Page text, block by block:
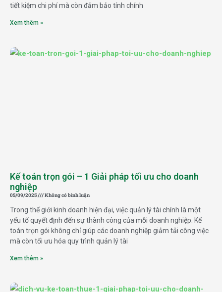
tiết kiệm chi phí mà còn đảm bảo tính chính
Xem thêm »
Kế toán trọn gói – 1 Giải pháp tối ưu cho doanh
nghiệp
05/09/2025 Không có bình luận
Trong thế giới kinh doanh hiện đại, việc quản lý tài chính là một
yếu tố quyết định đến sự thành công của mỗi doanh nghiệp. Kế
toán trọn gói không chỉ giúp các doanh nghiệp giảm tải công việc
mà còn tối ưu hóa quy trình quản lý tài
Xem thêm »